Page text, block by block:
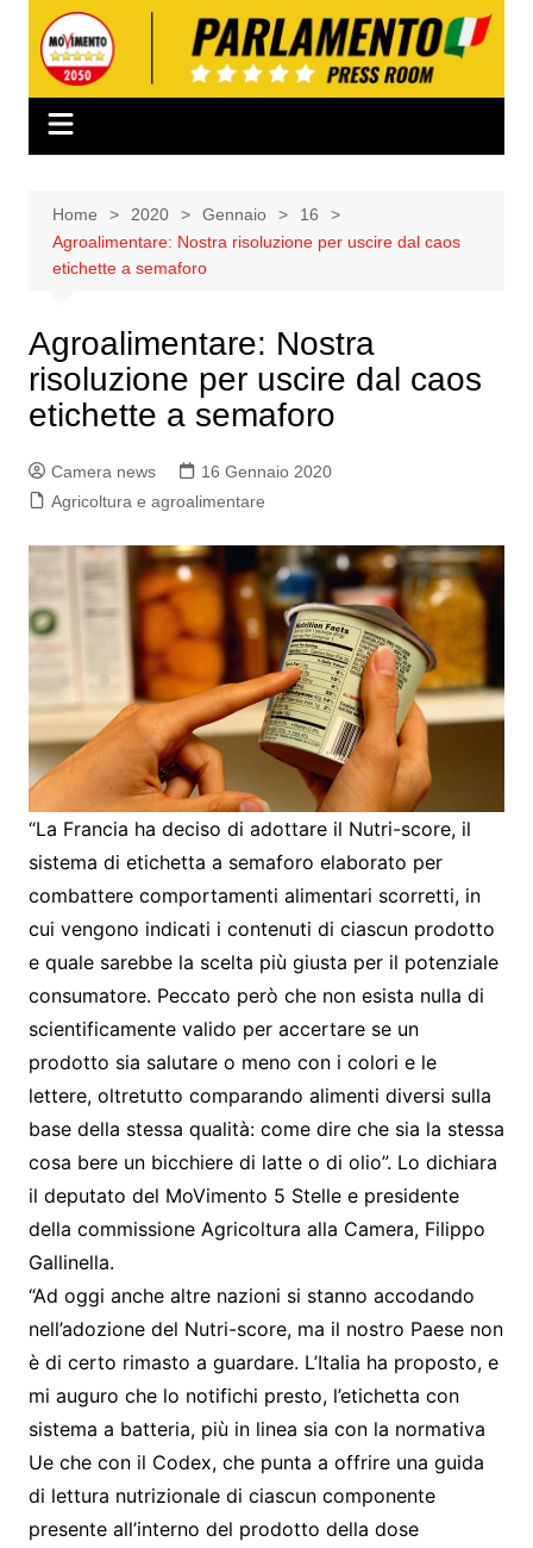
contenuto
Home 2020 Gennaio
16
Agroalimentare: Nostra risoluzione per uscire dal caos
etichette a semaforo
Agroalimentare: Nostra
risoluzione per uscire dal caos
etichette a semaforo
Camera news
16 Gennaio 2020
Agricoltura e agroalimentare
“La Francia ha deciso di adottare il Nutri-score, il
sistema di etichetta a semaforo elaborato per
combattere comportamenti alimentari scorretti, in
cui vengono indicati i contenuti di ciascun prodotto
e quale sarebbe la scelta più giusta per il potenziale
consumatore. Peccato però che non esista nulla di
scientificamente valido per accertare se un
prodotto sia salutare o meno con i colori e le
lettere, oltretutto comparando alimenti diversi sulla
base della stessa qualità: come dire che sia la stessa
cosa bere un bicchiere di latte o di olio”. Lo dichiara
il deputato del MoVimento 5 Stelle e presidente
della commissione Agricoltura alla Camera, Filippo
Gallinella.
“Ad oggi anche altre nazioni si stanno accodando
nell’adozione del Nutri-score, ma il nostro Paese non
è di certo rimasto a guardare. L’Italia ha proposto, e
mi auguro che lo notifichi presto, l’etichetta con
sistema a batteria, più in linea sia con la normativa
Ue che con il Codex, che punta a offrire una guida
di lettura nutrizionale di ciascun componente
presente all’interno del prodotto della dose